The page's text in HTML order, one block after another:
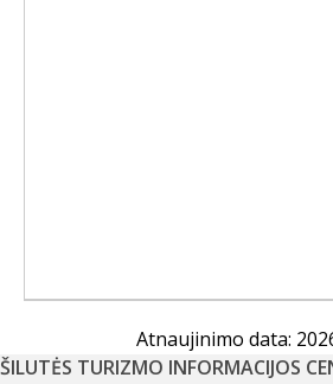
Atnaujinimo data:
ŠILUTĖS TURIZMO INFORMACIJOS